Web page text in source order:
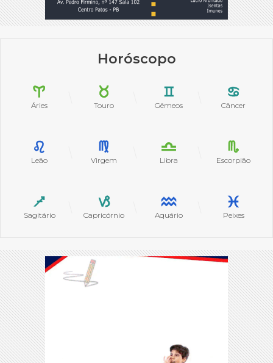
Horóscopo
Áries Touro Gêmeos Câncer
Leão Virgem Libra Escorpião
Sagitário Capricórnio Aquário Peixes